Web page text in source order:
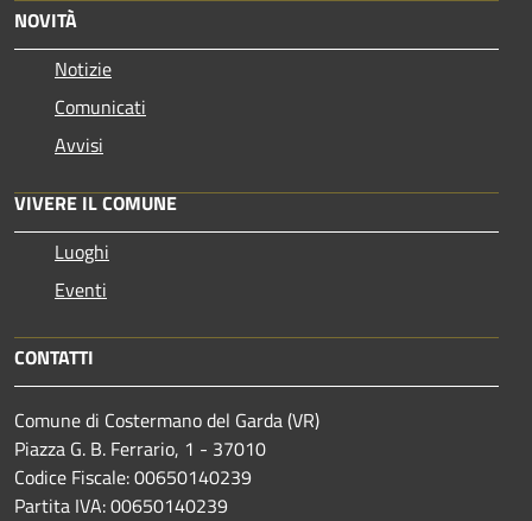
NOVITÀ
Notizie
Comunicati
Avvisi
VIVERE IL COMUNE
Luoghi
Eventi
CONTATTI
Comune di Costermano del Garda (VR)
Piazza G. B. Ferrario, 1 - 37010
Codice Fiscale: 00650140239
Partita IVA: 00650140239